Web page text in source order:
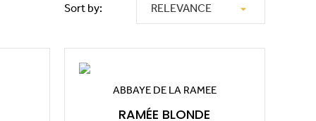
Sort by: RELEVANCE 
ABBAYE DE LA RAMEE
RAMÉE BLONDE